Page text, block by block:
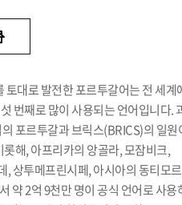
토대로 발전한 포르투갈어는 전 세계
번째로 많이 사용되는 언어입니다.
포르투갈과 브릭스(BRICS)의 일원
해, 아프리카의 앙골라, 모잠비크,
, 상투메프린시페, 아시아의 동티모
약 2억 9천만 명이 공식 언어로 사용